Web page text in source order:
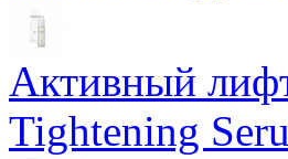
Активный
Tightening